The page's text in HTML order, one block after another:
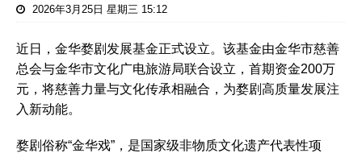
2026年3月25日 星期三 15:12
近日，金华婺剧发展基金正式设立。该基金由金华市慈善
总会与金华市文化广电旅游局联合设立，首期资金200万
元，将慈善力量与文化传承相融合，为婺剧高质量发展注
入新动能。
婺剧俗称“金华戏”，是国家级非物质文化遗产代表性项